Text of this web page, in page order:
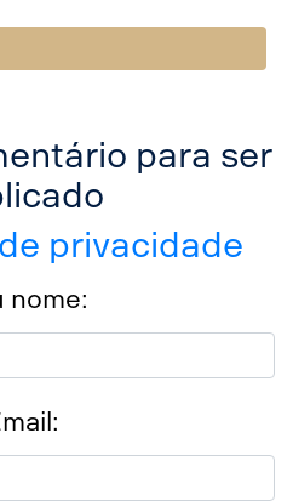
para ser
privacidade
nome: